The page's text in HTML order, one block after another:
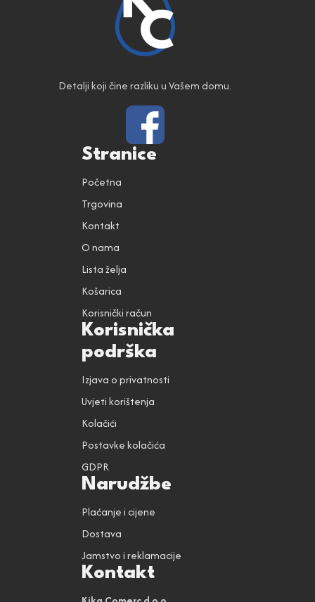
Detalji koji čine razliku u Vašem domu.
Stranice
Početna
Trgovina
Kontakt
O nama
Lista želja
Košarica
Korisnički račun
Korisnička
podrška
Izjava o privatnosti
Uvjeti korištenja
Kolačići
Postavke kolačića
GDPR
Narudžbe
Plaćanje i cijene
Dostava
Jamstvo i reklamacije
Kontakt